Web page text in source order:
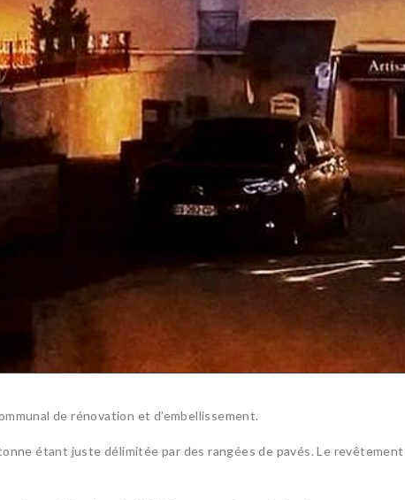
de rénovation et d’embellissement.
étant juste délimitée par des rangées de pavés. Le